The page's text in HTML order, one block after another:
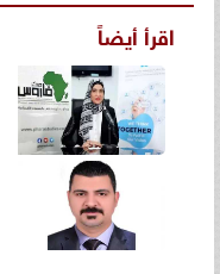
اقرأ أيضاً